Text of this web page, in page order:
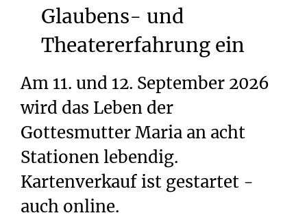
Glaubens- und
Theatererfahrung ein
Am 11. und 12. September 2026
wird das Leben der
Gottesmutter Maria an acht
Stationen lebendig.
Kartenverkauf ist gestartet -
auch online.